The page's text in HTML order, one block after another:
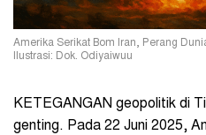
Amerika Serikat Bom Iran, Perang
Ilustrasi: Dok. Odiyaiwuu
KETEGANGAN geopolitik di
genting. Pada 22 Juni 2025,